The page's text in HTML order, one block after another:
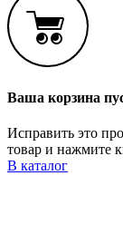
Ваша корзина
Исправить это
товар и нажмите
В каталог